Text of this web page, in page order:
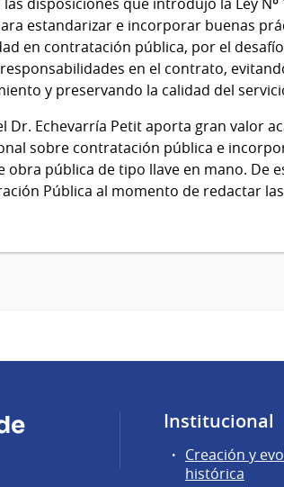
estandarizar e incorporar buenas
en contratación pública, por el
en el contrato,
y preservando la calidad del
Dr. Echevarría Petit aporta gran valor
sobre contratación pública e
obra pública de tipo llave en mano. De
Pública al momento de redactar
Institucional
Creación y
histórica